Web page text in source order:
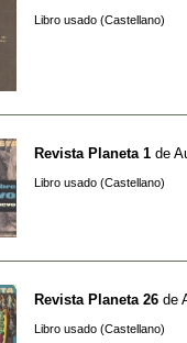
Libro usado (Castellano)
Revista Planeta 1 de
Libro usado (Castellano)
Revista Planeta 26 de
Libro usado (Castellano)